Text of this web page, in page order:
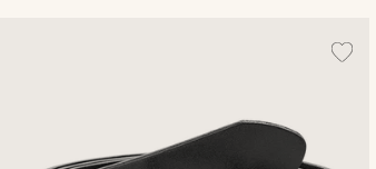
Kõrgeim hind